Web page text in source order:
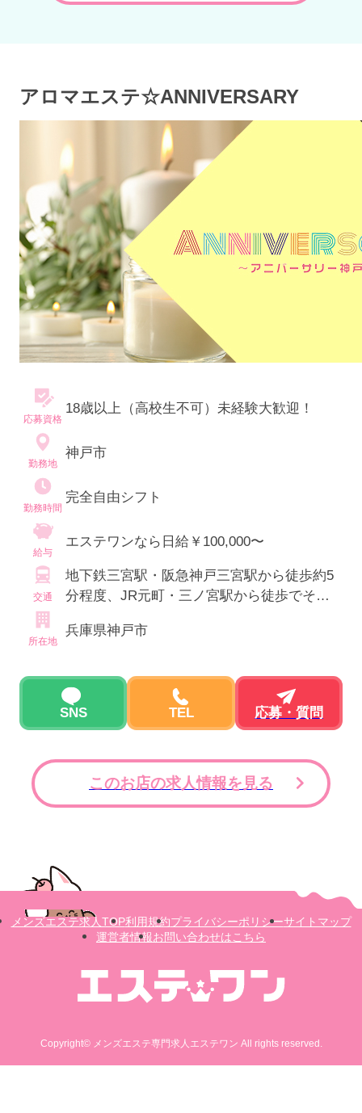
アロマエステ☆ANNIVERSARY
応募資格
18歳以上（高校生不可）未経験大歓迎！
勤務地
神戸市
勤務時間
完全自由シフト
給与
エステワンなら日給￥100,000〜
交通
地下鉄三宮駅・阪急神戸三宮駅から徒歩約5
分程度、JR元町・三ノ宮駅から徒歩でそれ
所在地
兵庫県神戸市
SNS TEL 応募・質問
このお店の求人情報を見る
メンズエステ求人TOP利用規約プライバシーポリシーサイトマップ
運営者情報お問い合わせはこちら
Copyright© メンズエステ専門求人エステワン All rights reserved.